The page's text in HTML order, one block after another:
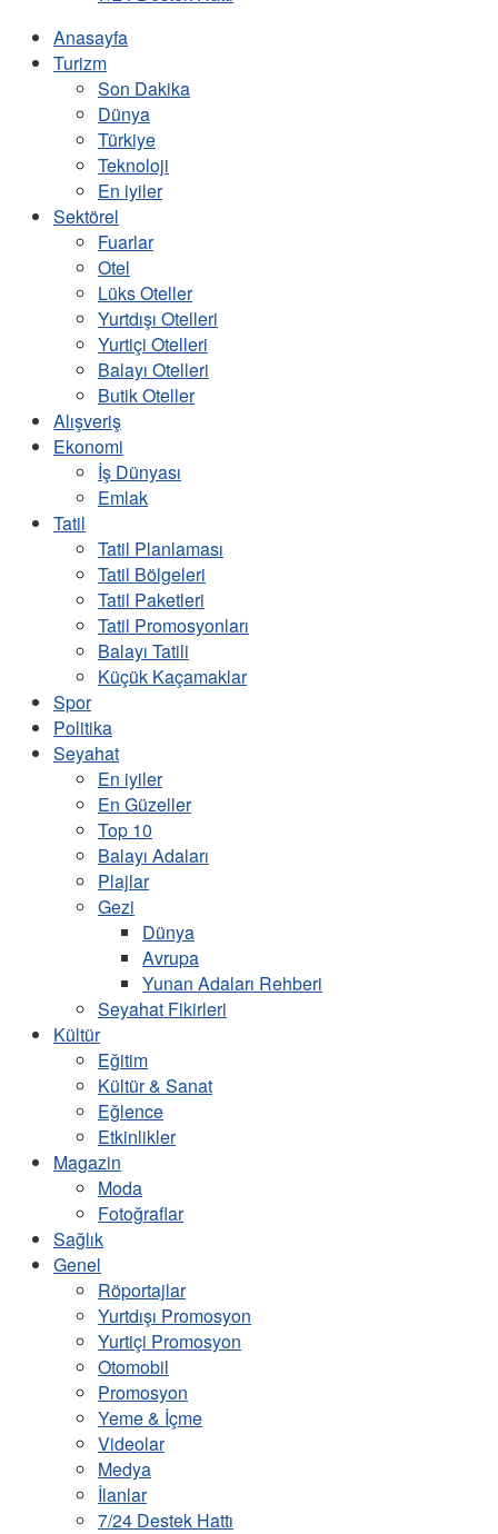
Anasayfa
Turizm
Son Dakika
Dünya
Türkiye
Teknoloji
En iyiler
Sektörel
Fuarlar
Otel
Lüks Oteller
Yurtdışı Otelleri
Yurtiçi Otelleri
Balayı Otelleri
Butik Oteller
Alışveriş
Ekonomi
İş Dünyası
Emlak
Tatil
Tatil Planlaması
Tatil Bölgeleri
Tatil Paketleri
Tatil Promosyonları
Balayı Tatili
Küçük Kaçamaklar
Spor
Politika
Seyahat
En iyiler
En Güzeller
Top 10
Balayı Adaları
Plajlar
Gezi
Dünya
Avrupa
Yunan Adaları Rehberi
Seyahat Fikirleri
Kültür
Eğitim
Kültür & Sanat
Eğlence
Etkinlikler
Magazin
Moda
Fotoğraflar
Sağlık
Genel
Röportajlar
Yurtdışı Promosyon
Yurtiçi Promosyon
Otomobil
Promosyon
Yeme & İçme
Videolar
Medya
İlanlar
7/24 Destek Hattı